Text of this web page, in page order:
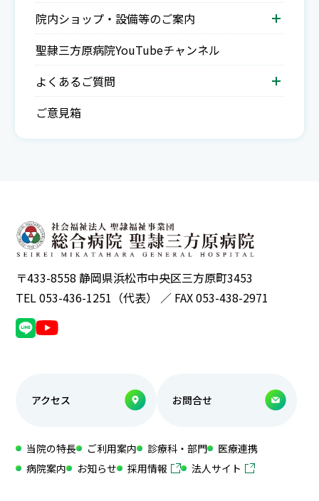
院内ショップ・設備等のご案内
聖隷三方原病院YouTubeチャンネル
よくあるご質問
ご意見箱
〒433-8558 静岡県浜松市中央区三方原町3453
TEL 053-436-1251（代表） ／ FAX 053-438-2971
アクセス お問合せ
当院の特長 ご利用案内 診療科・部門
医療連携
病院案内
お知らせ 採用情報 法人サイト